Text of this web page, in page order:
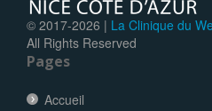
© 2017-2026 | La Clinique du
All Rights Reserved
Pages
Accueil